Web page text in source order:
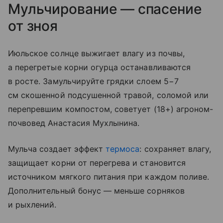
Мульчирование — спасение
от зноя
Июльское солнце выжигает влагу из почвы,
а перегретые корни огурца останавливаются
в росте. Замульчируйте грядки слоем 5−7
см скошенной подсушенной травой, соломой или
перепревшим компостом, советует (18+) агроном-
почвовед Анастасия Мухлынина.
Мульча создает эффекттермоса: сохраняет влагу,
защищает корни от перегрева и становится
источником мягкого питания при каждом поливе.
Дополнительный бонус — меньше сорняков
и рыхлений.